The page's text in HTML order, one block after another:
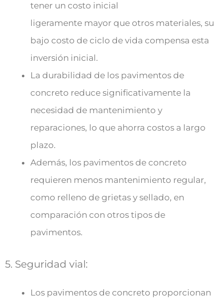
tener un costo inicial
ligeramente mayor que otros materiales, su
bajo costo de ciclo de vida compensa esta
inversión inicial.
La durabilidad de los pavimentos de
concreto reduce significativamente la
necesidad de mantenimiento y
reparaciones, lo que ahorra costos a largo
plazo.
Además, los pavimentos de concreto
requieren menos mantenimiento regular,
como relleno de grietas y sellado, en
comparación con otros tipos de
pavimentos.
5. Seguridad vial:
Los pavimentos de concreto proporcionan